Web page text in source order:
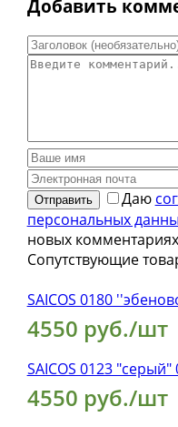
Добавить
Отправить Даю
персональных
новых
Сопутствующие
SAICOS 0180
4550 руб./шт
SAICOS 0123 "cерый"
4550 руб./шт